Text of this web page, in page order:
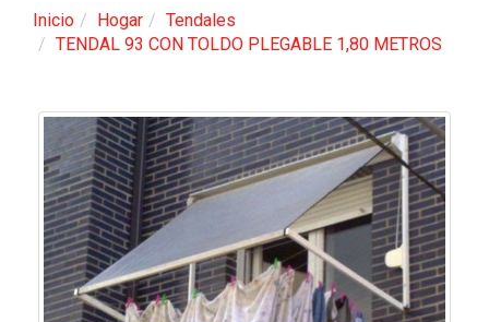
Inicio Hogar
Tendales
TENDAL 93 CON TOLDO PLEGABLE 1,80 METROS